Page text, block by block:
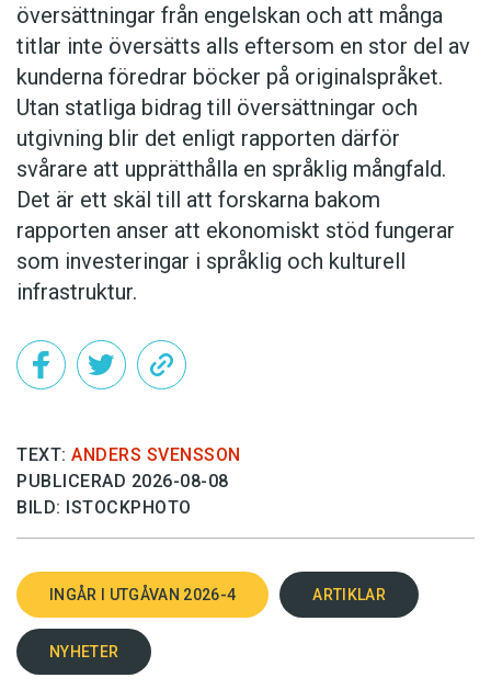
översättningar från engelskan och att många
titlar inte översätts alls eftersom en stor del av
kunderna föredrar böcker på originalspråket.
Utan statliga bidrag till översättningar och
utgivning blir det enligt rapporten därför
svårare att upprätthålla en språklig mångfald.
Det är ett skäl till att forskarna bakom
rapporten anser att ekonomiskt stöd fungerar
som investeringar i språklig och kulturell
infrastruktur.
TEXT: ANDERS SVENSSON
PUBLICERAD 2026-08-08
BILD: ISTOCKPHOTO
INGÅR I UTGÅVAN 2026-4 ARTIKLAR
NYHETER